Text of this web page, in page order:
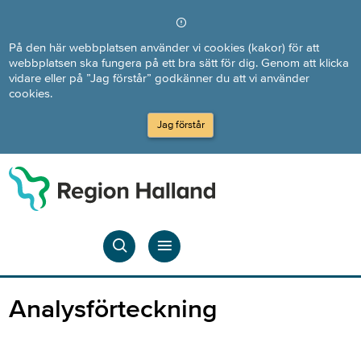
På den här webbplatsen använder vi cookies (kakor) för att
webbplatsen ska fungera på ett bra sätt för dig. Genom att klicka
vidare eller på ”Jag förstår” godkänner du att vi använder
cookies.
Jag förstår
Analysförteckning